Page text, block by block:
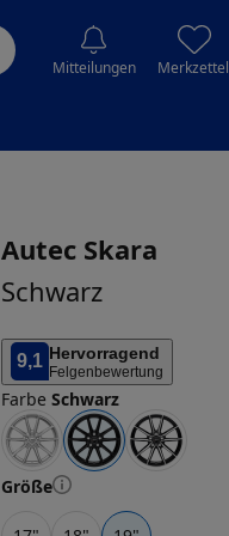
Mitteilungen Merkzettel
Autec Skara
Schwarz
9,1 Hervorragend
Felgenbewertung
FarbeSchwarz
Größe